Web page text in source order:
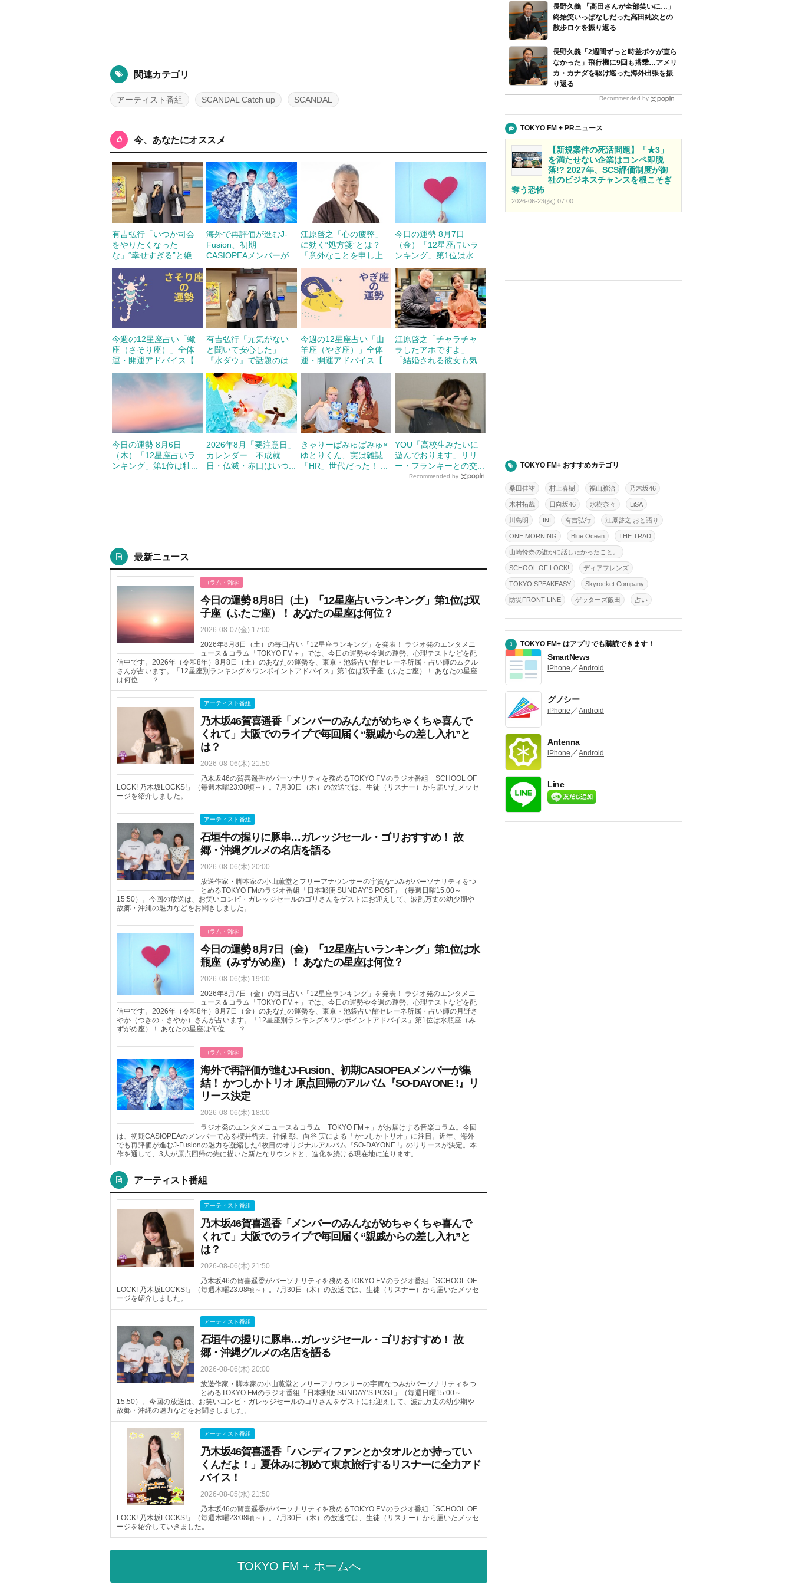
関連カテゴリ
アーティスト番組 SCANDAL Catch up SCANDAL
今、あなたにオススメ
有吉弘行「いつか司会
をやりたくなった
な」“幸せすぎる”と絶...
海外で再評価が進むJ-
Fusion、初期
CASIOPEAメンバーが...
江原啓之「心の疲弊」
に効く“処方箋”とは？
「意外なことを申し上...
今日の運勢 8月7日
（金）「12星座占いラ
ンキング」第1位は水...
今週の12星座占い「蠍
座（さそり座）」全体
運・開運アドバイス【...
有吉弘行「元気がない
と聞いて安心した」
『水ダウ』で話題のは...
今週の12星座占い「山
羊座（やぎ座）」全体
運・開運アドバイス【...
江原啓之「チャラチャ
ラしたアホですよ」
「結婚される彼女も気...
今日の運勢 8月6日
（木）「12星座占いラ
ンキング」第1位は牡...
2026年8月「要注意日」
カレンダー 不成就
日・仏滅・赤口はいつ...
きゃりーぱみゅぱみゅ×
ゆとりくん、実は雑誌
「HR」世代だった！ ...
YOU「高校生みたいに
遊んでおります」リリ
ー・フランキーとの交...
Recommended by
最新ニュース
コラム・雑学
今日の運勢 8月8日（土）「12星座占いランキング」第1位は双
子座（ふたご座）！ あなたの星座は何位？
2026-08-07(金) 17:00
2026年8月8日（土）の毎日占い「12星座ランキング」を発表！ ラジオ発のエンタメニ
ュース＆コラム「TOKYO FM＋」では、今日の運勢や今週の運勢、心理テストなどを配
信中です。2026年（令和8年）8月8日（土）のあなたの運勢を、東京・池袋占い館セレーネ所属・占い師のムクル
さんが占います。「12星座別ランキング＆ワンポイントアドバイス」第1位は双子座（ふたご座）！ あなたの星座
は何位……？
アーティスト番組
乃木坂46賀喜遥香「メンバーのみんながめちゃくちゃ喜んで
くれて」大阪でのライブで毎回届く“親戚からの差し入れ”と
は？
2026-08-06(木) 21:50
乃木坂46の賀喜遥香がパーソナリティを務めるTOKYO FMのラジオ番組「SCHOOL OF
LOCK! 乃木坂LOCKS!」（毎週木曜23:08頃～）。7月30日（木）の放送では、生徒（リスナー）から届いたメッセ
ージを紹介しました。
アーティスト番組
石垣牛の握りに豚串…ガレッジセール・ゴリおすすめ！ 故
郷・沖縄グルメの名店を語る
2026-08-06(木) 20:00
放送作家・脚本家の小山薫堂とフリーアナウンサーの宇賀なつみがパーソナリティをつ
とめるTOKYO FMのラジオ番組「日本郵便 SUNDAY’S POST」（毎週日曜15:00～
15:50）。今回の放送は、お笑いコンビ・ガレッジセールのゴリさんをゲストにお迎えして、波乱万丈の幼少期や
故郷・沖縄の魅力などをお聞きしました。
コラム・雑学
今日の運勢 8月7日（金）「12星座占いランキング」第1位は水
瓶座（みずがめ座）！ あなたの星座は何位？
2026-08-06(木) 19:00
2026年8月7日（金）の毎日占い「12星座ランキング」を発表！ ラジオ発のエンタメニ
ュース＆コラム「TOKYO FM＋」では、今日の運勢や今週の運勢、心理テストなどを配
信中です。2026年（令和8年）8月7日（金）のあなたの運勢を、東京・池袋占い館セレーネ所属・占い師の月野さ
やか（つきの・さやか）さんが占います。「12星座別ランキング＆ワンポイントアドバイス」第1位は水瓶座（み
ずがめ座）！ あなたの星座は何位……？
コラム・雑学
海外で再評価が進むJ-Fusion、初期CASIOPEAメンバーが集
結！ かつしかトリオ 原点回帰のアルバム『SO-DAYONE !』リ
リース決定
2026-08-06(木) 18:00
ラジオ発のエンタメニュース＆コラム「TOKYO FM＋」がお届けする音楽コラム。今回
は、初期CASIOPEAのメンバーである櫻井哲夫、神保 彰、向谷 実による「かつしかトリオ」に注目。近年、海外
でも再評価が進むJ-Fusionの魅力を凝縮した4枚目のオリジナルアルバム『SO-DAYONE !』のリリースが決定。本
作を通して、3人が原点回帰の先に描いた新たなサウンドと、進化を続ける現在地に迫ります。
アーティスト番組
アーティスト番組
乃木坂46賀喜遥香「メンバーのみんながめちゃくちゃ喜んで
くれて」大阪でのライブで毎回届く“親戚からの差し入れ”と
は？
2026-08-06(木) 21:50
乃木坂46の賀喜遥香がパーソナリティを務めるTOKYO FMのラジオ番組「SCHOOL OF
LOCK! 乃木坂LOCKS!」（毎週木曜23:08頃～）。7月30日（木）の放送では、生徒（リスナー）から届いたメッセ
ージを紹介しました。
アーティスト番組
石垣牛の握りに豚串…ガレッジセール・ゴリおすすめ！ 故
郷・沖縄グルメの名店を語る
2026-08-06(木) 20:00
放送作家・脚本家の小山薫堂とフリーアナウンサーの宇賀なつみがパーソナリティをつ
とめるTOKYO FMのラジオ番組「日本郵便 SUNDAY’S POST」（毎週日曜15:00～
15:50）。今回の放送は、お笑いコンビ・ガレッジセールのゴリさんをゲストにお迎えして、波乱万丈の幼少期や
故郷・沖縄の魅力などをお聞きしました。
アーティスト番組
乃木坂46賀喜遥香「ハンディファンとかタオルとか持ってい
くんだよ！」夏休みに初めて東京旅行するリスナーに全力アド
バイス！
2026-08-05(水) 21:50
乃木坂46の賀喜遥香がパーソナリティを務めるTOKYO FMのラジオ番組「SCHOOL OF
LOCK! 乃木坂LOCKS!」（毎週木曜23:08頃～）。7月30日（木）の放送では、生徒（リスナー）から届いたメッセ
ージを紹介していきました。
TOKYO FM + ホームへ
長野久義 「高田さんが全部笑いに…」
終始笑いっぱなしだった高田純次との
散歩ロケを振り返る
長野久義「2週間ずっと時差ボケが直ら
なかった」飛行機に9回も搭乗…アメリ
カ・カナダを駆け巡った海外出張を振
り返る
Recommended by
TOKYO FM + PRニュース
【新規案件の死活問題】「★3」
を満たせない企業はコンペ即脱
落!? 2027年、SCS評価制度が御
社のビジネスチャンスを根こそぎ
奪う恐怖
2026-06-23(火) 07:00
TOKYO FM+ おすすめカテゴリ
桑田佳祐 村上春樹 福山雅治 乃木坂46
木村拓哉 日向坂46 水樹奈々 LiSA
川島明 INI 有吉弘行 江原啓之 おと語り
ONE MORNING Blue Ocean THE TRAD
山崎怜奈の誰かに話したかったこと。
SCHOOL OF LOCK! ディアフレンズ
TOKYO SPEAKEASY Skyrocket Company
防災FRONT LINE ゲッターズ飯田 占い
TOKYO FM+ はアプリでも購読できます！
SmartNews
iPhone ／Android
グノシー
iPhone ／Android
Antenna
iPhone ／Android
Line